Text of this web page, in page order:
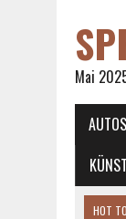
Mai
AUTOS
HOT